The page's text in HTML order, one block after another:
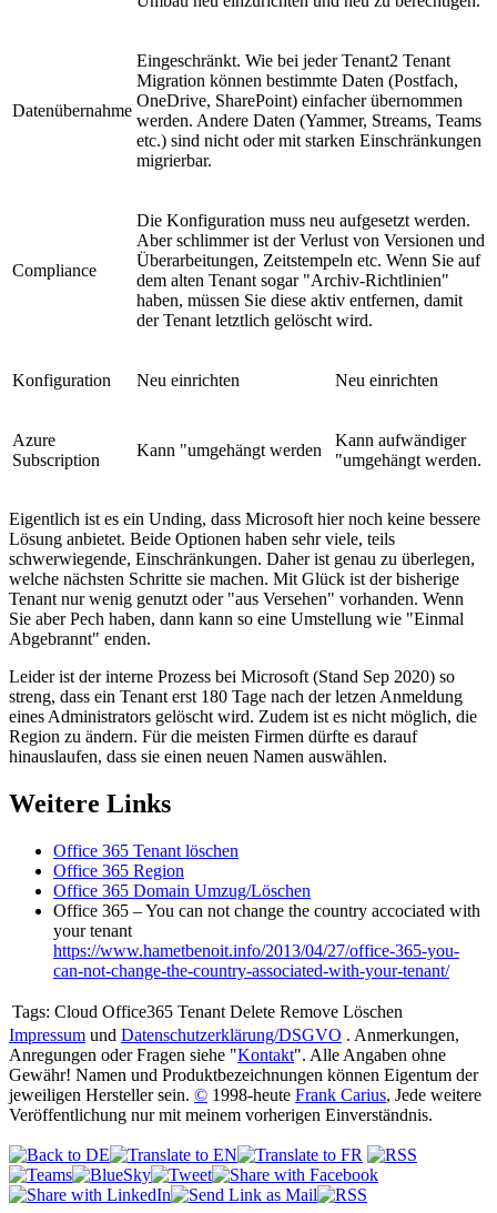
Datenübernahme
Eingeschränkt. Wie bei jeder Tenant2 Tenant
Migration können bestimmte Daten (Postfach,
OneDrive, SharePoint) einfacher übernommen
werden. Andere Daten (Yammer, Streams, Teams
etc.) sind nicht oder mit starken Einschränkungen
migrierbar.
Compliance
Die Konfiguration muss neu aufgesetzt werden.
Aber schlimmer ist der Verlust von Versionen und
Überarbeitungen, Zeitstempeln etc. Wenn Sie auf
dem alten Tenant sogar "Archiv-Richtlinien"
haben, müssen Sie diese aktiv entfernen, damit
der Tenant letztlich gelöscht wird.
Konfiguration Neu einrichten Neu einrichten
Azure
Subscription
Kann "umgehängt werden
Kann aufwändiger
"umgehängt werden.
Eigentlich ist es ein Unding, dass Microsoft hier noch keine bessere
Lösung anbietet. Beide Optionen haben sehr viele, teils
schwerwiegende, Einschränkungen. Daher ist genau zu überlegen,
welche nächsten Schritte sie machen. Mit Glück ist der bisherige
Tenant nur wenig genutzt oder "aus Versehen" vorhanden. Wenn
Sie aber Pech haben, dann kann so eine Umstellung wie "Einmal
Abgebrannt" enden.
Leider ist der interne Prozess bei Microsoft (Stand Sep 2020) so
streng, dass ein Tenant erst 180 Tage nach der letzen Anmeldung
eines Administrators gelöscht wird. Zudem ist es nicht möglich, die
Region zu ändern. Für die meisten Firmen dürfte es darauf
hinauslaufen, dass sie einen neuen Namen auswählen.
Weitere Links
Office 365 Tenant löschen
Office 365 Region
Office 365 Domain Umzug/Löschen
Office 365 – You can not change the country accociated with
your tenant
https://www.hametbenoit.info/2013/04/27/office-365-you-
can-not-change-the-country-associated-with-your-tenant/
Tags: Cloud Office365 Tenant Delete Remove Löschen
Impressum und Datenschutzerklärung/DSGVO . Anmerkungen,
Anregungen oder Fragen siehe "Kontakt". Alle Angaben ohne
Gewähr! Namen und Produktbezeichnungen können Eigentum der
jeweiligen Hersteller sein. © 1998-heute Frank Carius, Jede weitere
Veröffentlichung nur mit meinem vorherigen Einverständnis.